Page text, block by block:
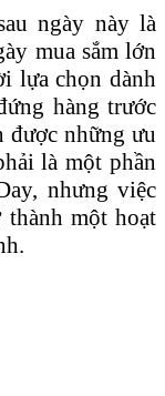
ngày này là
mua sắm lớn
lựa chọn dành
hàng trước
được những ưu
là một phần
nhưng việc
thành một hoạt